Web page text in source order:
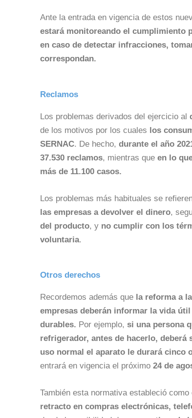
Ante la entrada en vigencia de estos
estará monitoreando el cumplimiento
en caso de detectar infracciones,
correspondan.
Reclamos
Los problemas derivados del ejercicio al
de los motivos por los cuales los
SERNAC. De hecho, durante el año
37.530 reclamos, mientras que en lo
más de 11.100 casos.
Los problemas más habituales se
las empresas a devolver el dinero,
del producto, y no cumplir con los
voluntaria.
Otros derechos
Recordemos además que la reforma a
empresas deberán informar la vida
durables. Por ejemplo, si una persona
refrigerador, antes de hacerlo, deberá
uso normal el aparato le durará cinco
entrará en vigencia el próximo 24 de
También esta normativa estableció como
retracto en compras electrónicas,